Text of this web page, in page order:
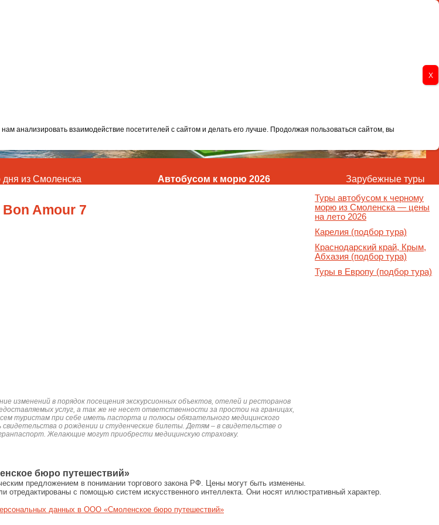
из Смоленска Автобусом к морю 2026 Зарубежные туры
Bon Amour 7
изменений в порядок посещения экскурсионных объектов, отелей и ресторанов
услуг, а так же не несет ответственности за простои на границах,
туристам при себе иметь паспорта и полюсы обязательного медицинского
о рождении и студенческие билеты. Детям – в свидетельстве о
Желающие могут приобрести медицинскую страховку.
Туры автобусом к черному
морю из Смоленска — цены
на лето 2026
Карелия (подбор тура)
Краснодарский край, Крым,
Абхазия (подбор тура)
Туры в Европу (подбор тура)
бюро путешествий»
предложением в понимании торгового закона РФ. Цены могут быть изменены.
отредактированы с помощью систем искусственного интеллекта. Они носят иллюстративный характер.
данных в ООО «Смоленское бюро путешествий»
анализировать взаимодействие посетителей с сайтом и делать его лучше. Продолжая пользоваться сайтом, вы